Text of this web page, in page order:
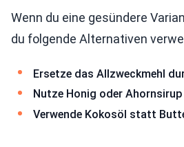
Wenn du eine gesündere
du folgende Alternativen
Ersetze das Allzweckmehl
Nutze Honig oder
Verwende Kokosöl statt